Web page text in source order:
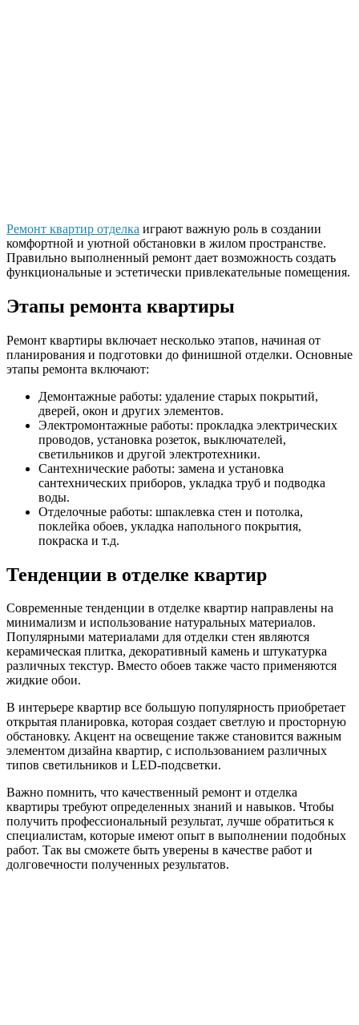
Ремонт квартир отделка играют важную роль в создании
комфортной и уютной обстановки в жилом пространстве.
Правильно выполненный ремонт дает возможность создать
функциональные и эстетически привлекательные помещения.
Этапы ремонта квартиры
Ремонт квартиры включает несколько этапов, начиная от
планирования и подготовки до финишной отделки. Основные
этапы ремонта включают:
Демонтажные работы: удаление старых покрытий,
дверей, окон и других элементов.
Электромонтажные работы: прокладка электрических
проводов, установка розеток, выключателей,
светильников и другой электротехники.
Сантехнические работы: замена и установка
сантехнических приборов, укладка труб и подводка
воды.
Отделочные работы: шпаклевка стен и потолка,
поклейка обоев, укладка напольного покрытия,
покраска и т.д.
Тенденции в отделке квартир
Современные тенденции в отделке квартир направлены на
минимализм и использование натуральных материалов.
Популярными материалами для отделки стен являются
керамическая плитка, декоративный камень и штукатурка
различных текстур. Вместо обоев также часто применяются
жидкие обои.
В интерьере квартир все большую популярность приобретает
открытая планировка, которая создает светлую и просторную
обстановку. Акцент на освещение также становится важным
элементом дизайна квартир, с использованием различных
типов светильников и LED-подсветки.
Важно помнить, что качественный ремонт и отделка
квартиры требуют определенных знаний и навыков. Чтобы
получить профессиональный результат, лучше обратиться к
специалистам, которые имеют опыт в выполнении подобных
работ. Так вы сможете быть уверены в качестве работ и
долговечности полученных результатов.